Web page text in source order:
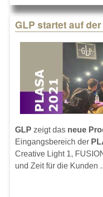
GLP startet auf
GLP zeigt das neue
Eingangsbereich der
Creative Light 1,
und Zeit für die Kunden